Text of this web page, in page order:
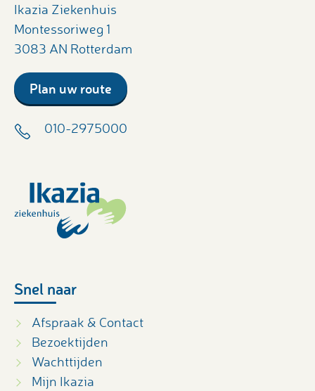
Ikazia Ziekenhuis
Montessoriweg 1
3083 AN Rotterdam
Plan uw route
010-2975000
Snel naar
Afspraak & Contact
Bezoektijden
Wachttijden
Mijn Ikazia